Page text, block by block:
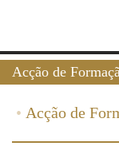
• Acção de
Acção de